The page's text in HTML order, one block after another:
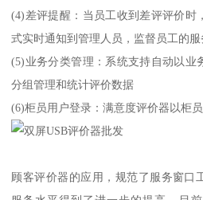
(4)差评提醒：当员工收到差评评价时
式实时通知到管理人员，监督员工的
(5)业务分类管理：系统支持自动以业
分组管理和统计评价数据
(6)柜员用户登录：满意度评价器以柜员
顾客评价器的应用，规范了服务窗口